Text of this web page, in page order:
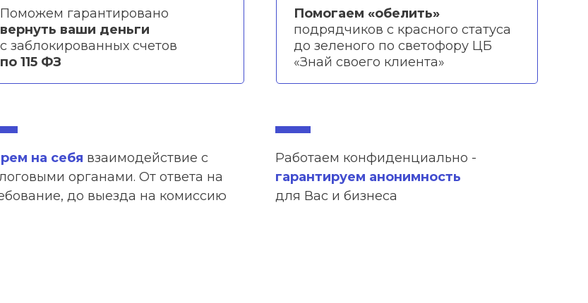
Поможем гарантировано
вернуть ваши деньги
с заблокированных счетов
по 115 ФЗ
Помогаем «обелить»
подрядчиков с красного статуса
до зеленого по светофору ЦБ
«Знай своего клиента»
на себя взаимодействие с
органами. От ответа на
до выезда на комиссию
Работаем конфиденциально -
гарантируем анонимность
для Вас и бизнеса